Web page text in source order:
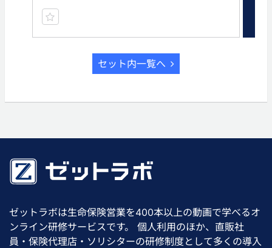
セット内一覧へ
ゼットラボは生命保険営業を400本以上の動画で学べるオ
ンライン研修サービスです。 個人利用のほか、直販社
員・保険代理店・ソリシターの研修制度として多くの導入